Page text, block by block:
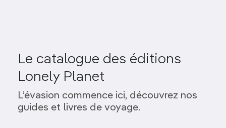
Le catalogue des éditions
Lonely Planet
L’évasion commence ici, découvrez nos
guides et livres de voyage.